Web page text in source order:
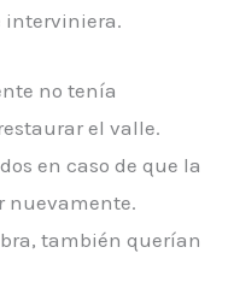
interviniera.
no tenía
el valle.
en caso de que la
nuevamente.
también querían